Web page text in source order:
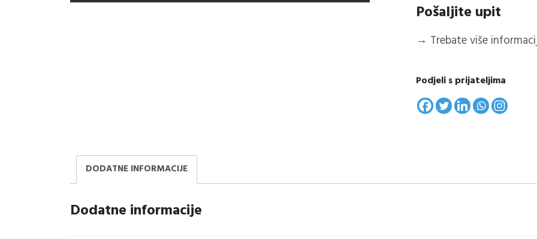
Pošaljite upit
→ Trebate više
Podjeli s prijateljima
DODATNE INFORMACIJE
Dodatne informacije